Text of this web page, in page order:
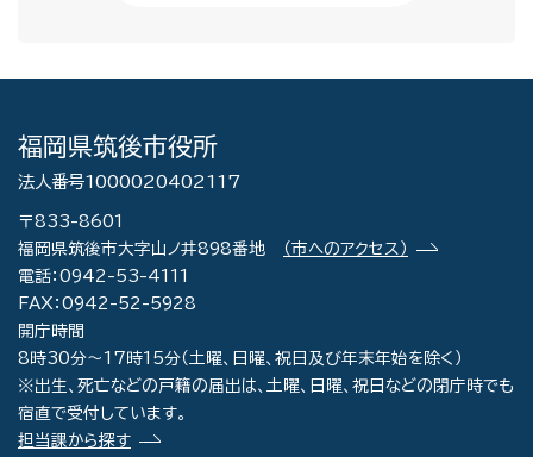
福岡県筑後市役所
法人番号1000020402117
〒833-8601
福岡県筑後市大字山ノ井898番地
（市へのアクセス）
電話：0942-53-4111
FAX：0942-52-5928
開庁時間
8時30分～17時15分（土曜、日曜、祝日及び年末年始を除く）
※出生、死亡などの戸籍の届出は、土曜、日曜、祝日などの閉庁時でも
宿直で受付しています。
担当課から探す